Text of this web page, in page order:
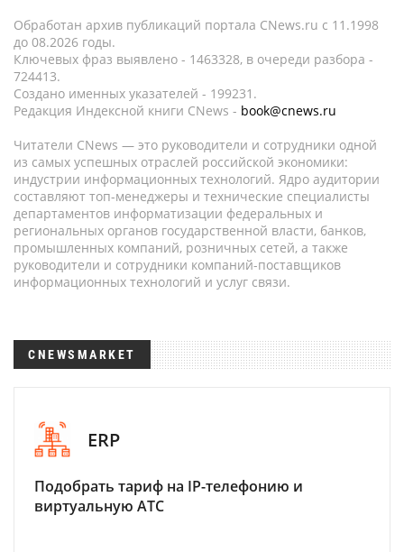
Обработан архив публикаций портала CNews.ru c 11.1998
до 08.2026 годы.
Ключевых фраз выявлено - 1463328, в очереди разбора -
724413.
Создано именных указателей - 199231.
Редакция Индексной книги CNews - book@cnews.ru
Читатели CNews — это руководители и сотрудники одной
из самых успешных отраслей российской экономики:
индустрии информационных технологий. Ядро аудитории
составляют топ-менеджеры и технические специалисты
департаментов информатизации федеральных и
региональных органов государственной власти, банков,
промышленных компаний, розничных сетей, а также
руководители и сотрудники компаний-поставщиков
информационных технологий и услуг связи.
CNEWSMARKET
ERP
Подобрать тариф на IP-телефонию и
виртуальную АТС